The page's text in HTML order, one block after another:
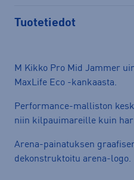
Tuotetiedot
M Kikko Pro Mid Jammer
MaxLife Eco -kankaasta.
Performance-malliston
niin kilpauimareille kuin
Arena-painatuksen
dekonstruktoitu arena-logo.